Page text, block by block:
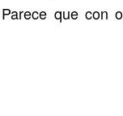
Parece que con